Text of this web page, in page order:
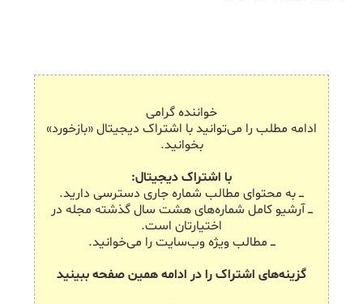
خواننده گرامی
ادامه مطلب را می‌توانید با اشتراک دیجیتال «بازخورد»
بخوانید.
با اشتراک دیجیتال:
ـــ به محتوای مطالب شماره جاری دسترسی دارید.
ـــ آرشیو کامل شماره‌های هشت سال گذشته مجله در
اختیارتان است.
ـــ مطالب ویژه وب‌سایت را می‌خوانید.
گزینه‌های اشتراک را در ادامه همین صفحه ببینید